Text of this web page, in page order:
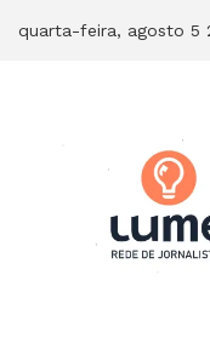
quarta-feira, agosto 5